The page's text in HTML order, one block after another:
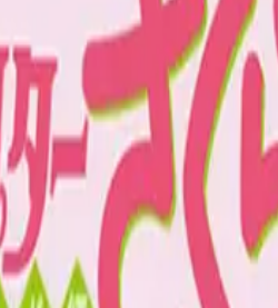
のではございません。